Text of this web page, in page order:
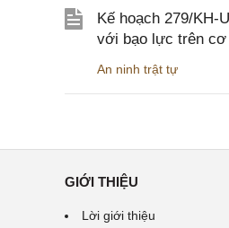
Kế hoạch 279/KH-
với bạo lực trên cơ
An ninh trật tự
GIỚI THIỆU
Lời giới thiệu